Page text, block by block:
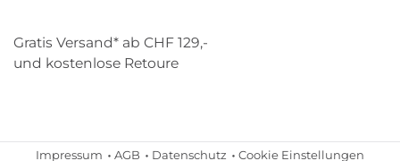
Gratis Versand* ab CHF 129,-
und kostenlose Retoure
Impressum AGB Datenschutz Cookie Einstellungen